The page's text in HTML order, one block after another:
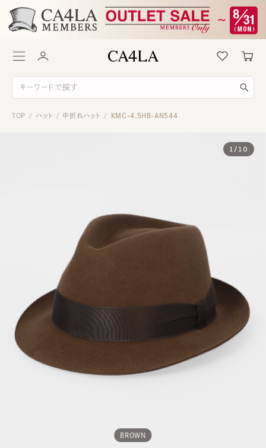
TOP / ハット / 中折れハット / KMC-4.5HB-AN544
BROWN
1 / 10